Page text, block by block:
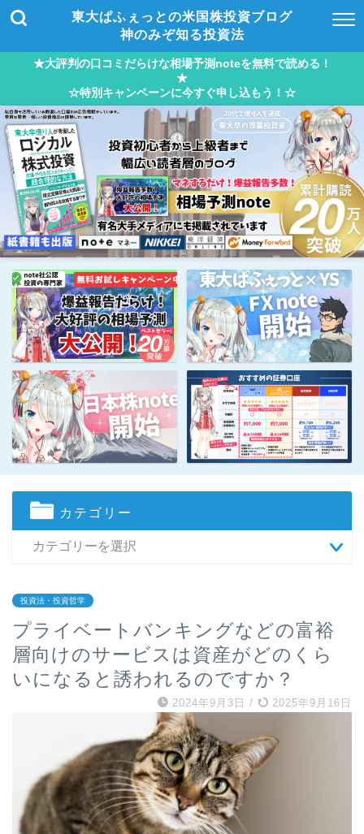
東大ぱふぇっとの米国株投資ブログ
神のみぞ知る投資法
★大評判の口コミだらけな相場予測noteを無料で読める！
★
☆特別キャンペーンに今すぐ申し込もう！☆
カテゴリー
投資法・投資哲学
プライベートバンキングなどの富裕
層向けのサービスは資産がどのくら
いになると誘われるのですか？
2024年9月3日 / 2025年9月16日